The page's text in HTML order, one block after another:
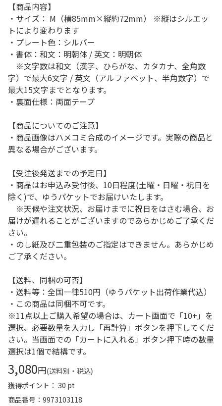
【商品内容】
・サイズ： M（横85mm×縦約72mm） ※縦はシルエッ
トにより変わります
・プレート色：シルバー
・書体：和文：明朝体 / 英文：明朝体
※文字数は和文（漢字、ひらがな、カタカナ、全角数
字）で最大6文字 / 英文（アルファベット、半角数字）で
最大15文字までとなります。
・裏面仕様：両面テープ
【商品についてのご注意】
・商品画像はハメコミ合成のイメージです。実際の商品と
異なる場合がございます。
【受注後発送までの予定日】
・商品はお申込み受付後、10日程度(土曜・日曜・祝日を
除く)で、ゆうパケットでお届けいたします。
※天候や注文状況、お届けまでに祝日をはさむ場合、お
届けが遅れることがございますのであらかじめご了承くだ
さい。
・のし紙及び二重包装のご指定はできません。あらかじめ
ご了承ください。
【送料、同梱の可否】
・送料等：全国一律510円（ゆうパケット出荷作業代込）
・この商品は同梱不可です。
※11点以上ご購入希望の場合は、カート画面で「10+」を
選択、必要数量を入力し「再計算」ボタンを押下してくだ
さい。当画面での「カートに入れる」ボタン押下時の数量
選択は1個で結構です。
3,080円(送料別・税込)
獲得ポイント： 30 pt
商品番号
9973103118